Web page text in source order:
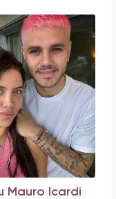
Mauro Icardi